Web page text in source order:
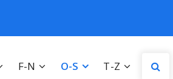
F-N O-S T-Z